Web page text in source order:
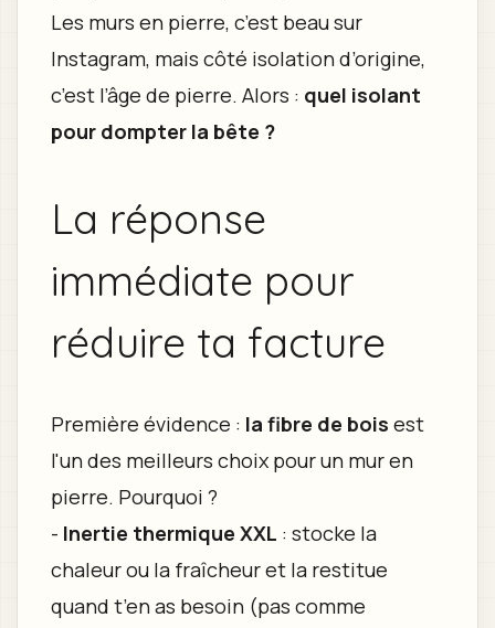
Les murs en pierre, c’est beau sur
Instagram, mais côté isolation d’origine,
c’est l’âge de pierre. Alors : quel isolant
pour dompter la bête ?
La réponse
immédiate pour
réduire ta facture
Première évidence : la fibre de bois est
l'un des meilleurs choix pour un mur en
pierre. Pourquoi ?
- Inertie thermique XXL : stocke la
chaleur ou la fraîcheur et la restitue
quand t’en as besoin (pas comme